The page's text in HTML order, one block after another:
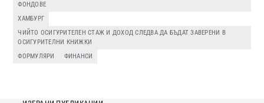
ФОНДОВЕ
ХАМБУРГ
ЧИЙТО ОСИГУРИТЕЛЕН СТАЖ И ДОХОД СЛЕДВА ДА БЪДАТ ЗАВЕРЕНИ В
ОСИГУРИТЕЛНИ КНИЖКИ
ФОРМУЛЯРИ
ФИНАНСИ